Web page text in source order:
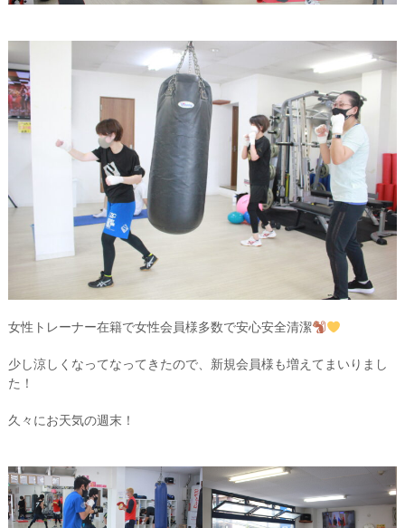
女性トレーナー在籍で女性会員様多数で安心安全清潔
少し涼しくなってなってきたので、新規会員様も増えてまいりまし
た！
久々にお天気の週末！